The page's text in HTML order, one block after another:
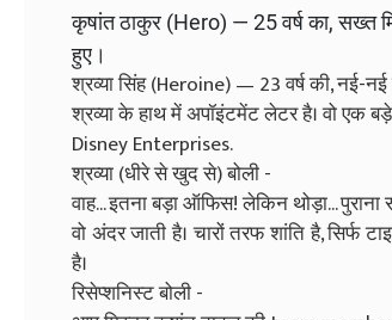
कृषांत ठाकुर (Hero) — 25 वर्ष का, सख्त
हुए।
श्रव्या सिंह (Heroine) — 23 वर्ष की, नई-
श्रव्या के हाथ में अपॉइंटमेंट लेटर है। वो एक
Disney Enterprises.
श्रव्या (धीरे से खुद से) बोली -
वाह... इतना बड़ा ऑफिस! लेकिन थोड़ा... पुराना
वो अंदर जाती है। चारों तरफ शांति है,
है।
रिसेप्शनिस्ट बोली -